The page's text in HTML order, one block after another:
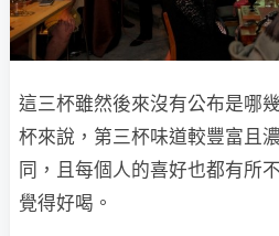
這三杯雖然後來沒有公布是哪
杯來說，第三杯味道較豐富且
同，且每個人的喜好也都有所
覺得好喝。